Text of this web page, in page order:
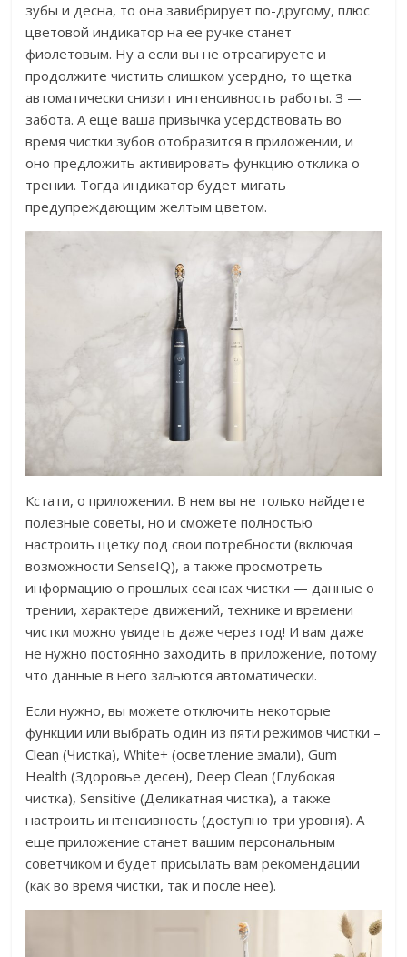
зубы и десна, то она завибрирует по-другому, плюс
цветовой индикатор на ее ручке станет
фиолетовым. Ну а если вы не отреагируете и
продолжите чистить слишком усердно, то щетка
автоматически снизит интенсивность работы. З —
забота. А еще ваша привычка усердствовать во
время чистки зубов отобразится в приложении, и
оно предложить активировать функцию отклика о
трении. Тогда индикатор будет мигать
предупреждающим желтым цветом.
Кстати, о приложении. В нем вы не только найдете
полезные советы, но и сможете полностью
настроить щетку под свои потребности (включая
возможности SenseIQ), а также просмотреть
информацию о прошлых сеансах чистки — данные о
трении, характере движений, технике и времени
чистки можно увидеть даже через год! И вам даже
не нужно постоянно заходить в приложение, потому
что данные в него зальются автоматически.
Если нужно, вы можете отключить некоторые
функции или выбрать один из пяти режимов чистки –
Clean (Чистка), White+ (осветление эмали), Gum
Health (Здоровье десен), Deep Clean (Глубокая
чистка), Sensitive (Деликатная чистка), а также
настроить интенсивность (доступно три уровня). А
еще приложение станет вашим персональным
советчиком и будет присылать вам рекомендации
(как во время чистки, так и после нее).